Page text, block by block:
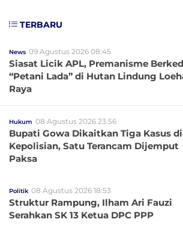
TERBARU
News 09 Agustus 2026 08:45
Siasat Licik APL, Premanisme
“Petani Lada” di Hutan Lindung
Raya
Hukum 08 Agustus 2026 23:56
Bupati Gowa Dikaitkan Tiga Kasus di
Kepolisian, Satu Terancam Dijemput
Paksa
Politik 08 Agustus 2026 18:53
Struktur Rampung, Ilham Ari Fauzi
Serahkan SK 13 Ketua DPC PPP